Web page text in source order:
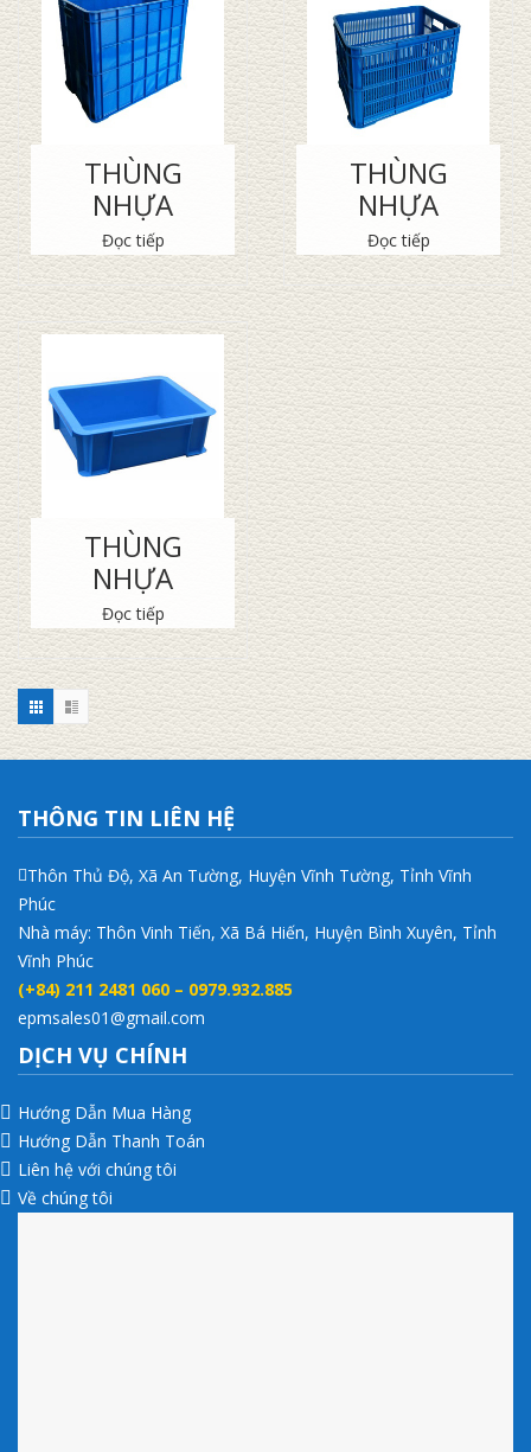
THÙNG
NHỰA
Đọc tiếp
THÙNG
NHỰA
Đọc tiếp
THÙNG
NHỰA
Đọc tiếp
THÔNG TIN LIÊN HỆ
Thôn Thủ Độ, Xã An Tường, Huyện Vĩnh Tường, Tỉnh Vĩnh
Phúc
Nhà máy: Thôn Vinh Tiến, Xã Bá Hiến, Huyện Bình Xuyên, Tỉnh
Vĩnh Phúc
(+84) 211 2481 060 – 0979.932.885
epmsales01@gmail.com
DỊCH VỤ CHÍNH
Hướng Dẫn Mua Hàng
Hướng Dẫn Thanh Toán
Liên hệ với chúng tôi
Về chúng tôi